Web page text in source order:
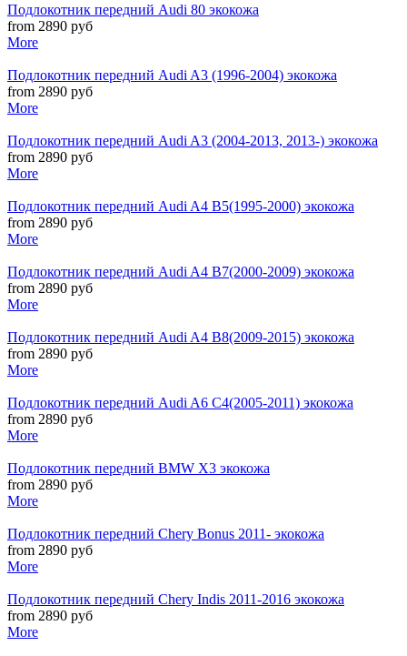
Подлокотник передний Audi 80 экокожа
from 2890 руб
More
Подлокотник передний Audi A3 (1996-2004) экокожа
from 2890 руб
More
Подлокотник передний Audi A3 (2004-2013, 2013-) экокожа
from 2890 руб
More
Подлокотник передний Audi A4 B5(1995-2000) экокожа
from 2890 руб
More
Подлокотник передний Audi A4 B7(2000-2009) экокожа
from 2890 руб
More
Подлокотник передний Audi A4 B8(2009-2015) экокожа
from 2890 руб
More
Подлокотник передний Audi A6 C4(2005-2011) экокожа
from 2890 руб
More
Подлокотник передний BMW X3 экокожа
from 2890 руб
More
Подлокотник передний Chery Bonus 2011- экокожа
from 2890 руб
More
Подлокотник передний Chery Indis 2011-2016 экокожа
from 2890 руб
More